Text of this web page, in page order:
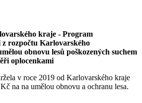
kraje - Program
rozpočtu Karlovarského
obnovu lesů poškozených suchem
oplocenkami
v roce 2019 od Karlovarského kraje
na na umělou obnovu a ochranu lesa.